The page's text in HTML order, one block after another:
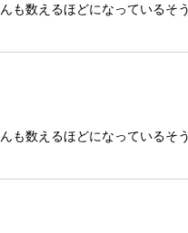
数えるほどになっている
数えるほどになっている